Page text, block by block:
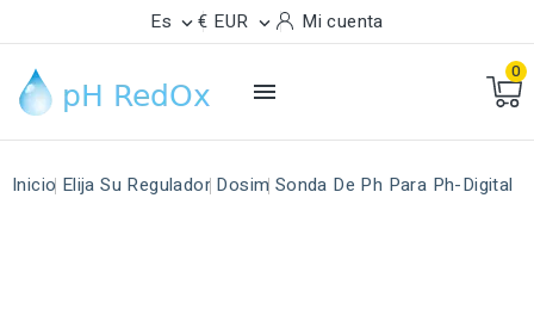
Es € EUR  Mi cuenta

0
Inicio Elija Su Regulador Dosim Sonda De Ph Para Ph-Digital